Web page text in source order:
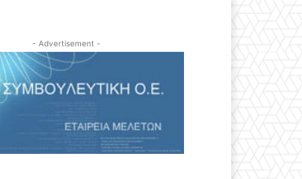
- Advertisement -